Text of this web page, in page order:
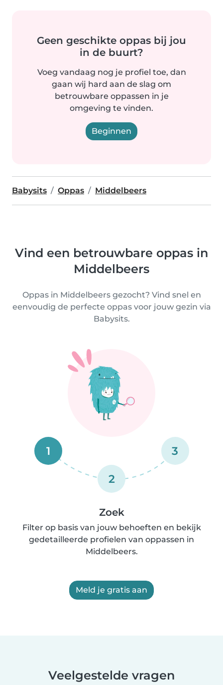
Geen geschikte oppas bij jou
in de buurt?
Voeg vandaag nog je profiel toe, dan
gaan wij hard aan de slag om
betrouwbare oppassen in je
omgeving te vinden.
Beginnen
Babysits Oppas Middelbeers
Vind een betrouwbare oppas in
Middelbeers
Oppas in Middelbeers gezocht? Vind snel en
eenvoudig de perfecte oppas voor jouw gezin via
Babysits.
1
2
3
Zoek
Filter op basis van jouw behoeften en bekijk
gedetailleerde profielen van oppassen in
Middelbeers.
Meld je gratis aan
Veelgestelde vragen